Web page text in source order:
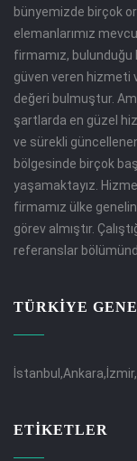
bünyemizde birçok
elemanlarımız
firmamız,
güven veren hizmeti
değeri bulmuştur.
şartlarda en güzel
ve sürekli
bölgesinde birçok
yaşamaktayız.
firmamız ülke
görev almıştır.
referanslar
TÜRKİYE
ETIKETLER